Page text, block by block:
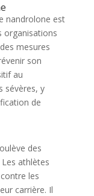
nandrolone est
organisations
mesures
son
au
sévères, y
de
des
athlètes
les
carrière. Il